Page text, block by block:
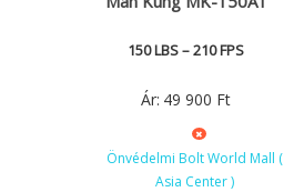
150 LBS – 210 FPS
Ár: 49 900 Ft
Önvédelmi Bolt World Mall (
Asia Center )